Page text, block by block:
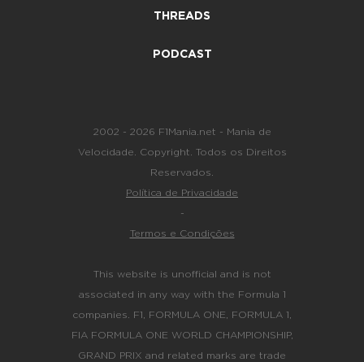
THREADS
PODCAST
2002 - 2026 F1Mania.net - Mania de
Velocidade. Copyright. Todos os Direitos
Reservados.
Política de Privacidade
-
Termos e Condições
This website is unofficial and is not
associated in any way with the Formula 1
companies. F1, FORMULA ONE, FORMULA 1,
FIA FORMULA ONE WORLD CHAMPIONSHIP,
GRAND PRIX and related marks are trade